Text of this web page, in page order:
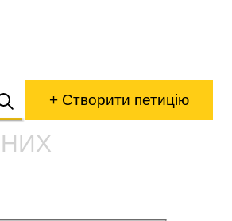
+ Створити петицію